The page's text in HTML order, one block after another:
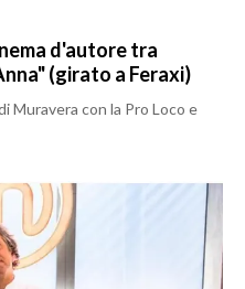
d'autore tra
(girato a Feraxi)
Muravera con la Pro Loco e